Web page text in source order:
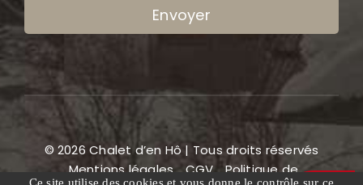
Envoyer
© 2026 Chalet d’en Hô | Tous droits réservés
Mentions légales
CGV
Politique de